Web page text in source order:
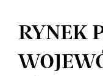
RYNEK